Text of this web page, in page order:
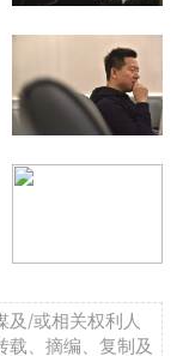
及/或相关权利人
载、摘编、复制及